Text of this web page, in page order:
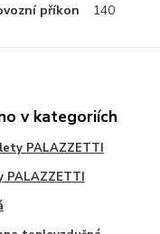
příkon
140
v kategoriích
PALAZZETTI
PALAZZETTI